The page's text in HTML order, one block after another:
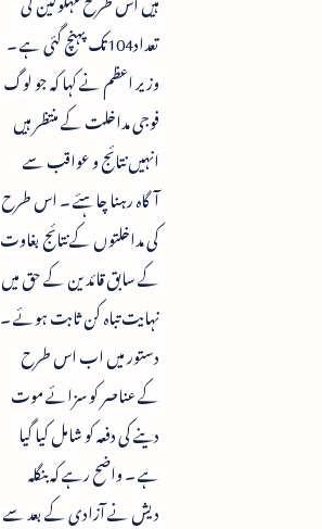
تعداد104تک پہنچ گئی ہے ۔
وزیر اعظم نے کہا کہ جو لوگ
فوجی مداخلت کے منتظر ہیں
انہیں نتائج و عواقب سے
آگاہ رہنا چاہئے ۔ اس طرح
کی مداخلتوں کے نتائج بغاوت
کے سابق قائدین کے حق میں
نہایت تباہ کن ثابت ہوئے ۔
دستور میں اب اس طرح
کے عناصر کو سزائے موت
دینے کی دفعہ کو شامل کیا گیا
ہے ۔ واضح رہے کہ بنگلہ
دیش نے آزادی کے بعد سے